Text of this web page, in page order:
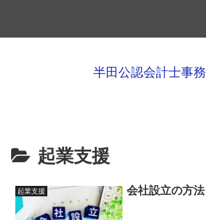
半田公認会計士事
起業支援
起業支援 会社設立の方法